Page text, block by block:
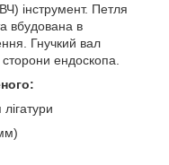
інструмент. Петля
вбудована в
Гнучкий вал
ендоскопа.